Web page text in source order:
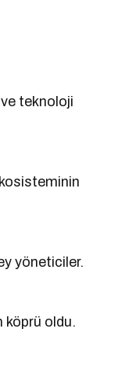
ve teknoloji
yöneticiler.
köprü oldu.